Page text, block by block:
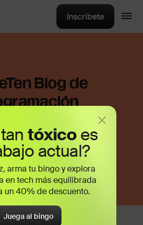
Inscríbete
Blog de
sobre carrera,
tecnología y
en un solo lugar
tóxico es
actual?
arma tu bingo y explora
en tech más equilibrada
un 40% de descuento.
Juega al bingo